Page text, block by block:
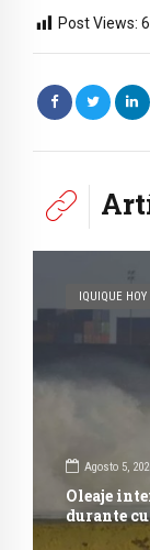
Post Views:
IQUIQUE HOY
Agosto 5,
Oleaje
durante